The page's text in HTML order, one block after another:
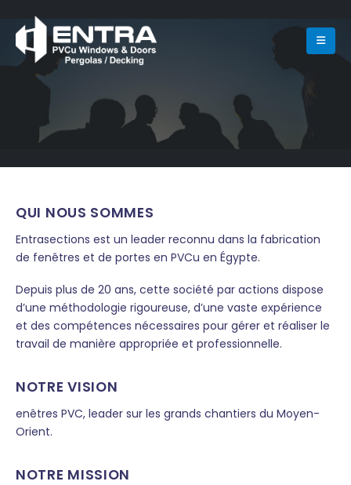
QUI NOUS SOMMES
Entrasections est un leader reconnu dans la fabrication
de fenêtres et de portes en PVCu en Égypte.
Depuis plus de 20 ans, cette société par actions dispose
d’une méthodologie rigoureuse, d’une vaste expérience
et des compétences nécessaires pour gérer et réaliser le
travail de manière appropriée et professionnelle.
NOTRE VISION
enêtres PVC, leader sur les grands chantiers du Moyen-
Orient.
NOTRE MISSION